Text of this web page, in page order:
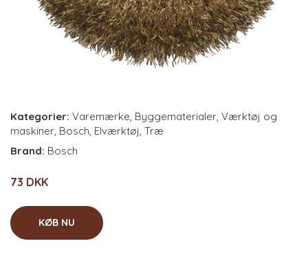
Kategorier: Varemærke, Byggematerialer, Værktøj og
maskiner, Bosch, Elværktøj, Træ
Brand: Bosch
73 DKK
KØB NU